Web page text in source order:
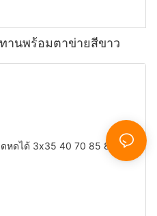
านพร้อมตาข่ายสีขาว